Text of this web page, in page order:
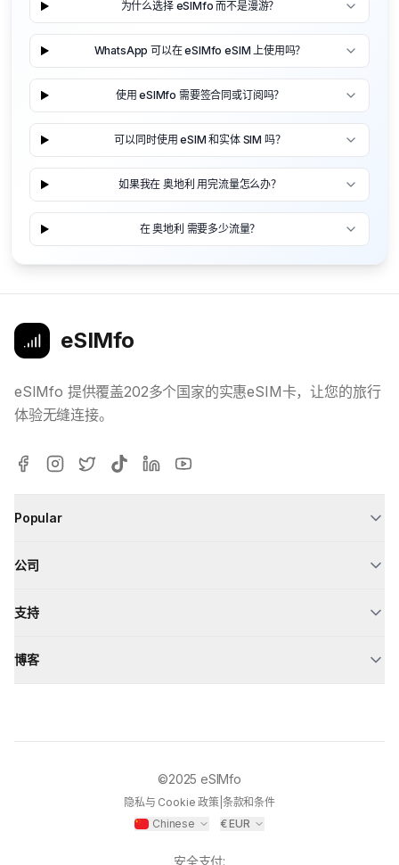
为什么选择 eSIMfo 而不是漫游？
WhatsApp 可以在 eSIMfo eSIM 上使用吗？
使用 eSIMfo 需要签合同或订阅吗？
可以同时使用 eSIM 和实体 SIM 吗？
如果我在 奥地利 用完流量怎么办？
在 奥地利 需要多少流量？
eSIMfo
eSIMfo 提供覆盖202多个国家的实惠eSIM卡，让您的旅行
体验无缝连接。
Popular
公司
支持
博客
©2025 eSIMfo
隐私与 Cookie 政策| 条款和条件
Chinese
€EUR
安全支付: